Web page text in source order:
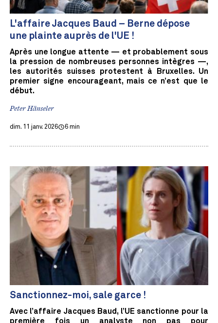
L'affaire Jacques Baud – Berne dépose
une plainte auprès de l'UE !
Après une longue attente — et probablement sous
la pression de nombreuses personnes intègres —,
les autorités suisses protestent à Bruxelles. Un
premier signe encourageant, mais ce n’est que le
début.
Peter Hänseler
dim. 11 janv. 2026 6 min
Sanctionnez-moi, sale garce !
Avec l’affaire Jacques Baud, l’UE sanctionne pour la
première fois un analyste non pas pour